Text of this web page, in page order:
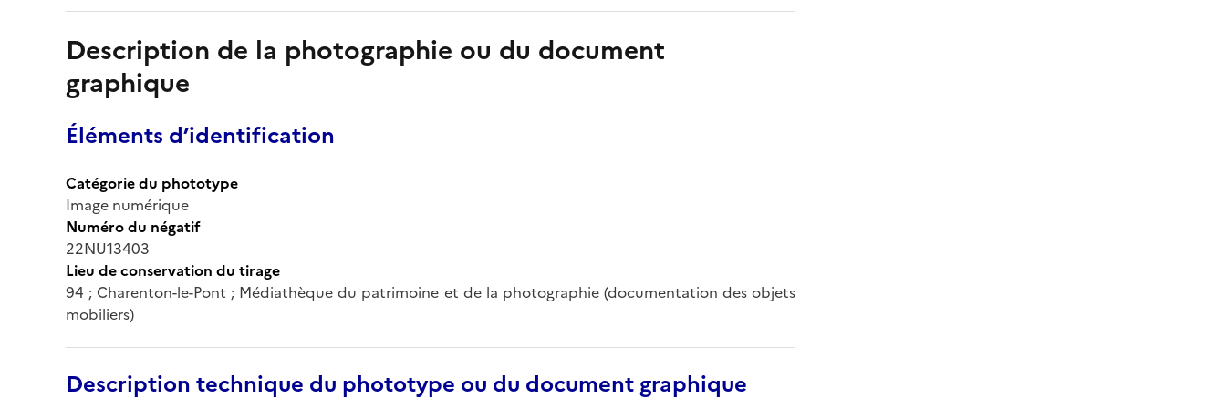
Description de la photographie ou du document
graphique
Éléments d’identification
Catégorie du phototype
Image numérique
Numéro du négatif
22NU13403
Lieu de conservation du tirage
94 ; Charenton-le-Pont ; Médiathèque du patrimoine et de la photographie (documentation des objets
mobiliers)
Description technique du phototype ou du document graphique